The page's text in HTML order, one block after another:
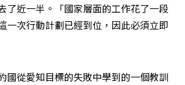
了近一半。「國家層面的工作花了一段
一次行動計劃已經到位，因此必須立即
國從愛知目標的失敗中學到的一個教訓